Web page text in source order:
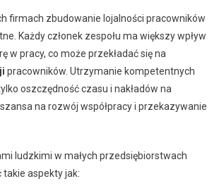
firmach zbudowanie lojalności pracowników
Każdy członek zespołu ma większy wpływ
w pracy, co może przekładać się na
pracowników. Utrzymanie kompetentnych
oszczędność czasu i nakładów na
na rozwój współpracy i przekazywanie
ludzkimi w małych przedsiębiorstwach
aspekty jak: